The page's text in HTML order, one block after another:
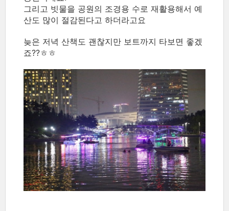
그리고 빗물을 공원의 조경용 수로 재활용해서 예
산도 많이 절감된다고 하더라고요
늦은 저녁 산책도 괜찮지만 보트까지 타보면 좋겠
죠??ㅎㅎ